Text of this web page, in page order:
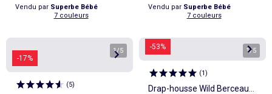
Vendu par Superbe Bébé
7 couleurs
Vendu par Superbe Bébé
7 couleurs
-17%
1/5
(5)
-53% 1/5
(1)
Drap-housse Wild Berceau